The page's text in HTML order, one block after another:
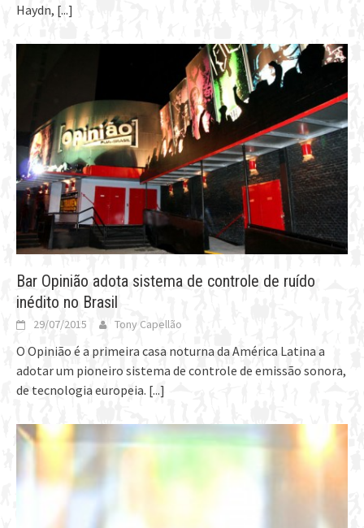
Haydn, [...]
Bar Opinião adota sistema de controle de ruído
inédito no Brasil
29/07/2015 Tony Capellão
O Opinião é a primeira casa noturna da América Latina a
adotar um pioneiro sistema de controle de emissão sonora,
de tecnologia europeia. [...]